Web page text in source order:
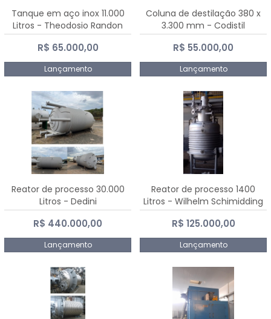
Tanque em aço inox 11.000
Litros - Theodosio Randon
R$ 65.000,00
Lançamento
Coluna de destilação 380 x
3.300 mm - Codistil
R$ 55.000,00
Lançamento
Reator de processo 30.000
Litros - Dedini
R$ 440.000,00
Lançamento
Reator de processo 1400
Litros - Wilhelm Schimidding
R$ 125.000,00
Lançamento